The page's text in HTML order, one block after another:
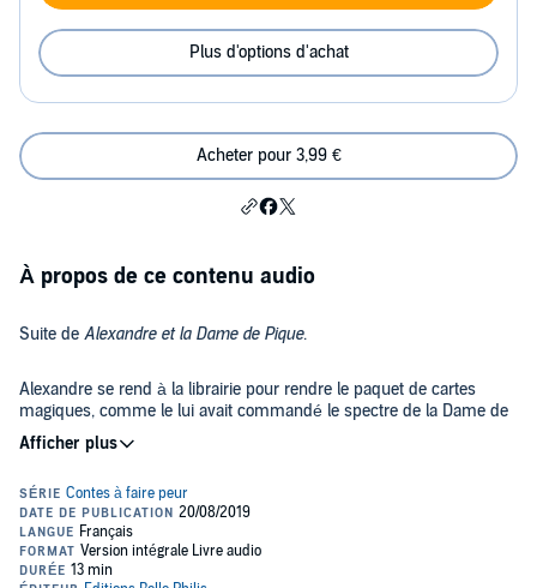
Plus d'options d'achat
Acheter pour 3,99 €
À propos de ce contenu audio
Suite de Alexandre et la Dame de Pique.
Alexandre se rend à la librairie pour rendre le paquet de cartes
magiques, comme le lui avait commandé le spectre de la Dame de
Pique. Mais de retour chez lui, une autre surprise l'attend. Cet
épisode reprend le mythe de Saint Taurin, premier évêque
caractère... Un démon qui allait donner naissance aux créatures
fantastiques qui peuplent nos légendes : les Gobelins !
©2019 Belle Philis / La Voix Haute (P)2019 Belle Philis / La Voix
Haute